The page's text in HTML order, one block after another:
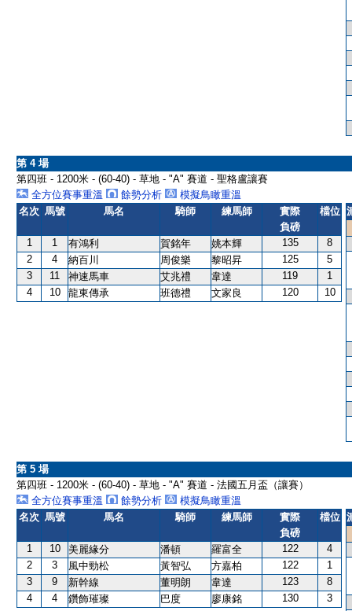
第 4 場
第四班 - 1200米 - (60-40) - 草地 - "A" 賽道 - 聖格盧讓賽
全方位賽事重溫
餘勢分析
模擬鳥瞰重溫
名次 馬號 馬名 騎師 練馬師
實際
負磅
檔位
1 1 有鴻利 賀銘年 姚本輝 135
8
2
4 納百川 周俊樂 黎昭昇 125
5
3
11 神速馬車 艾兆禮 韋達 119
1
4
10 龍東傳承 班德禮 文家良 120 10
第 5 場
第四班 - 1200米 - (60-40) - 草地 - "A" 賽道 - 法國五月盃（讓賽）
全方位賽事重溫
餘勢分析
模擬鳥瞰重溫
名次 馬號 馬名 騎師 練馬師
實際
負磅
檔位
1 10 美麗緣分 潘頓 羅富全 122
4
2
3 風中勁松 黃智弘 方嘉柏 122
1
3
9 新幹線 董明朗 韋達 123
8
4
4 鑽飾璀璨 巴度 廖康銘 130 3